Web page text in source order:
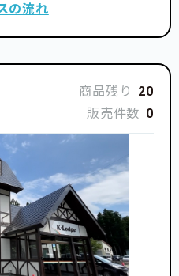
の流れ
商品残り
20
販売件数 0